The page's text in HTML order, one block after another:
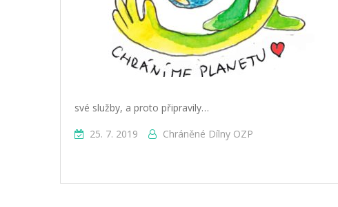
své služby, a proto připravily…
25. 7. 2019
Chráněné Dílny OZP